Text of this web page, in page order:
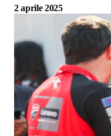
2 aprile 2025